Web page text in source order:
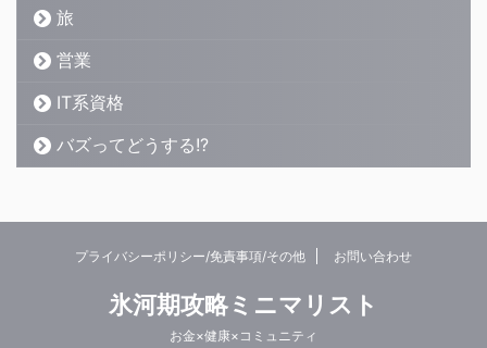
旅
営業
IT系資格
バズってどうする!?
プライバシーポリシー/免責事項/その他 お問い合わせ
氷河期攻略ミニマリスト
お金×健康×コミュニティ